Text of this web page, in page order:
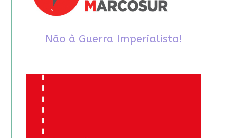
Não à Guerra Imperialista!